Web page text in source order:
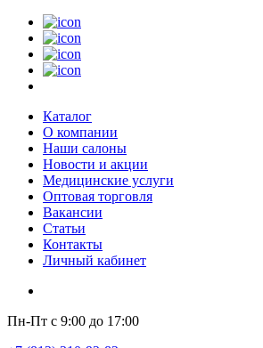
Каталог
О компании
Наши салоны
Новости и акции
Медицинские услуги
Оптовая торговля
Вакансии
Статьи
Контакты
Личный кабинет
Пн-Пт с 9:00 до 17:00